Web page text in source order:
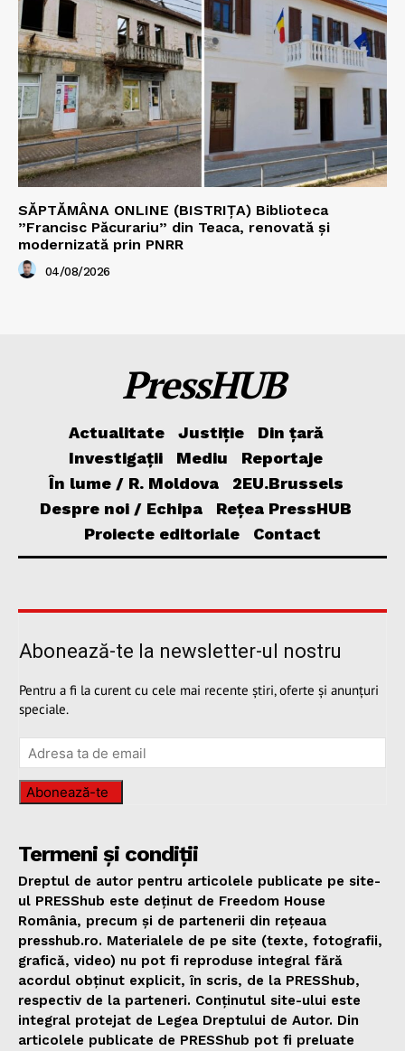
SĂPTĂMÂNA ONLINE (BISTRIȚA) Biblioteca
”Francisc Păcurariu” din Teaca, renovată și
modernizată prin PNRR
04/08/2026
PressHUB
Actualitate Justiție
Din țară
Investigații
Mediu
Reportaje
În lume / R. Moldova
2EU.Brussels
Despre noi / Echipa
Rețea PressHUB
Proiecte editoriale
Contact
Abonează-te la newsletter-ul nostru
Pentru a fi la curent cu cele mai recente știri, oferte și anunțuri
speciale.
Abonează-te
Termeni și condiții
Dreptul de autor pentru articolele publicate pe site-
ul PRESShub este deținut de Freedom House
România, precum și de partenerii din rețeaua
presshub.ro. Materialele de pe site (texte, fotografii,
grafică, video) nu pot fi reproduse integral fără
acordul obținut explicit, în scris, de la PRESShub,
respectiv de la parteneri. Conținutul site-ului este
integral protejat de Legea Dreptului de Autor. Din
articolele publicate de PRESShub pot fi preluate